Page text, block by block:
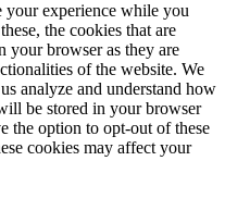
your experience while you
the cookies that are
your browser as they are
of the website. We
analyze and understand how
be stored in your browser
the option to opt-out of these
cookies may affect your